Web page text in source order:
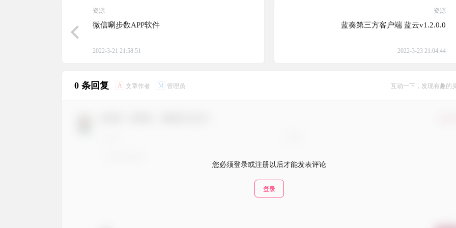
资源
微信唰步数APP软件
2022-3-21 21:58:51
资源
蓝奏第三方客户端 蓝云v1.2.0.0
2022-3-23 21:04:44
0 条回复 A 文章作者 M 管理员 互动一下，发现有趣的
您必须登录或注册以后才能发表评论
登录